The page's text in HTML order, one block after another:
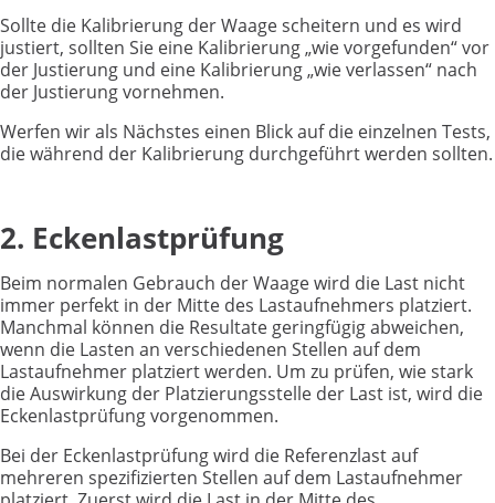
Sollte die Kalibrierung der Waage scheitern und es wird
justiert, sollten Sie eine Kalibrierung „wie vorgefunden“ vor
der Justierung und eine Kalibrierung „wie verlassen“ nach
der Justierung vornehmen.
Werfen wir als Nächstes einen Blick auf die einzelnen Tests,
die während der Kalibrierung durchgeführt werden sollten.
2. Eckenlastprüfung
Beim normalen Gebrauch der Waage wird die Last nicht
immer perfekt in der Mitte des Lastaufnehmers platziert.
Manchmal können die Resultate geringfügig abweichen,
wenn die Lasten an verschiedenen Stellen auf dem
Lastaufnehmer platziert werden. Um zu prüfen, wie stark
die Auswirkung der Platzierungsstelle der Last ist, wird die
Eckenlastprüfung vorgenommen.
Bei der Eckenlastprüfung wird die Referenzlast auf
mehreren spezifizierten Stellen auf dem Lastaufnehmer